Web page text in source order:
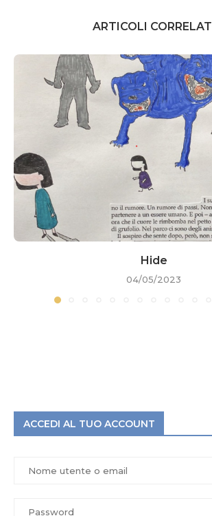
ARTICOLI CORRELATI
Hide
04/05/2023
ACCEDI AL TUO ACCOUNT